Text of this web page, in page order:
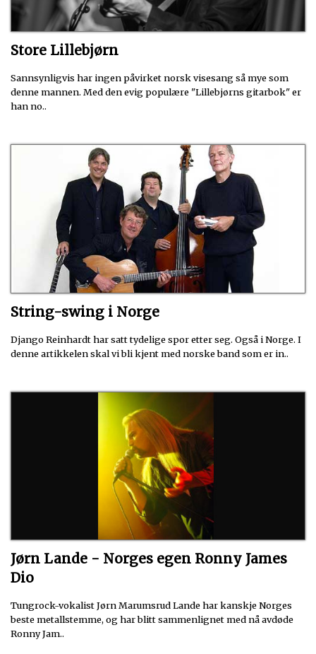
Store Lillebjørn
Sannsynligvis har ingen påvirket norsk visesang så mye som
denne mannen. Med den evig populære "Lillebjørns gitarbok" er
han no..
String-swing i Norge
Django Reinhardt har satt tydelige spor etter seg. Også i Norge. I
denne artikkelen skal vi bli kjent med norske band som er in..
Jørn Lande - Norges egen Ronny James
Dio
Tungrock-vokalist Jørn Marumsrud Lande har kanskje Norges
beste metallstemme, og har blitt sammenlignet med nå avdøde
Ronny Jam..